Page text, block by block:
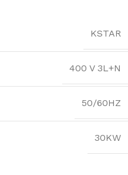
KSTAR
400 V 3L+N
50/60HZ
30KW